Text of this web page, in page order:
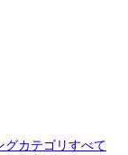
グカテゴリすべて